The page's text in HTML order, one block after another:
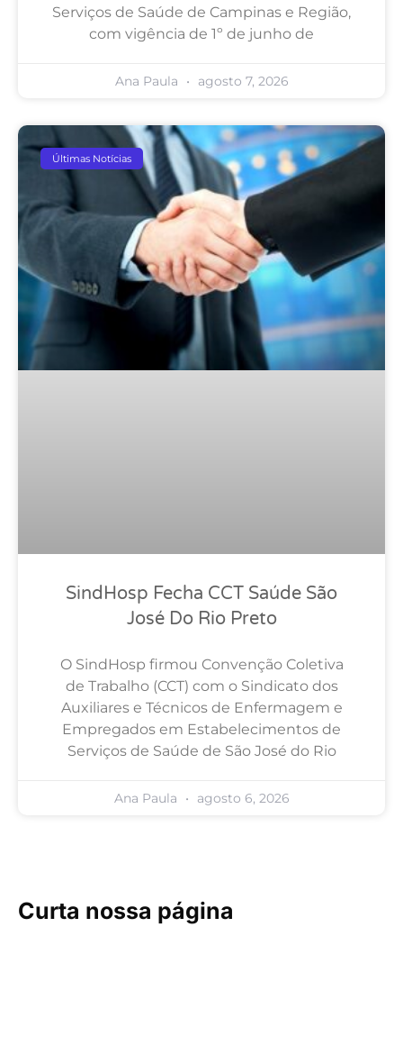
Serviços de Saúde de Campinas e Região,
com vigência de 1º de junho de
Ana Paula agosto 7, 2026
Últimas Notícias
SindHosp Fecha CCT Saúde São
José Do Rio Preto
O SindHosp firmou Convenção Coletiva
de Trabalho (CCT) com o Sindicato dos
Auxiliares e Técnicos de Enfermagem e
Empregados em Estabelecimentos de
Serviços de Saúde de São José do Rio
Ana Paula agosto 6, 2026
Curta nossa página